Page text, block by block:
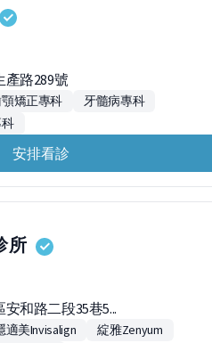
產路289號
矯正專科
牙髓病專科
安排看診
所
和路二段35巷5...
適美Invisalign
綻雅Zenyum